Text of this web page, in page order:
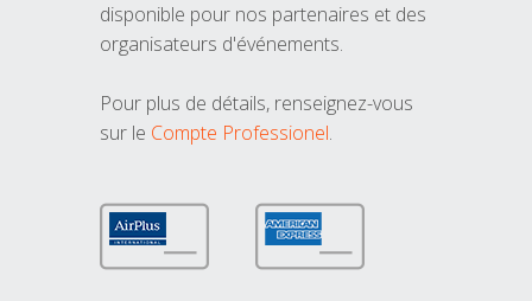
disponible pour nos partenaires et des
organisateurs d'événements.
Pour plus de détails, renseignez-vous
sur le Compte Professionel.